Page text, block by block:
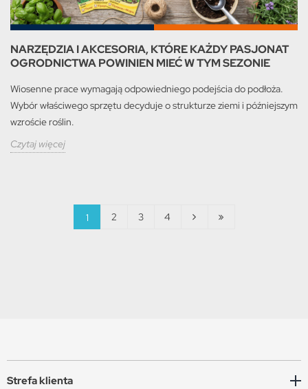
NARZĘDZIA I AKCESORIA, KTÓRE KAŻDY PASJONAT
OGRODNICTWA POWINIEN MIEĆ W TYM SEZONIE
Wiosenne prace wymagają odpowiedniego podejścia do podłoża.
Wybór właściwego sprzętu decyduje o strukturze ziemi i późniejszym
wzroście roślin.
Czytaj więcej
1 2 3 4
Strefa klienta